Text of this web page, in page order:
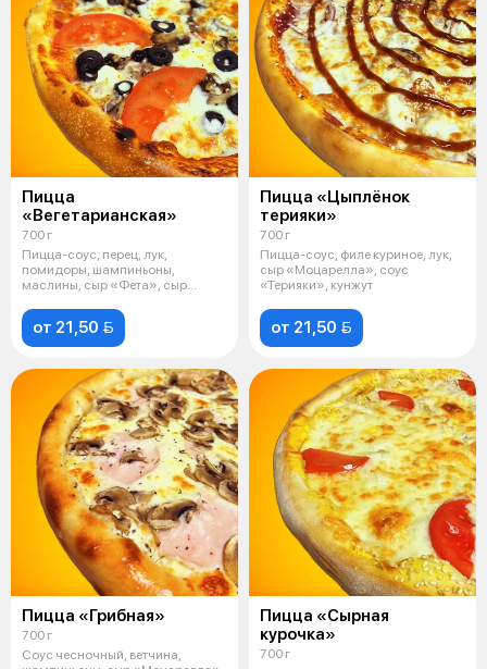
Пицца
«Вегетарианская»
700 г
Пицца-соус, перец, лук,
помидоры, шампиньоны,
маслины, сыр «Фета», сыр
от 21,50 
Пицца «Цыплёнок
терияки»
700 г
Пицца-соус, филе куриное, лук,
сыр «Моцарелла», соус
«Терияки», кунжут
от 21,50 
Пицца «Грибная»
700 г
Соус чесночный, ветчина,
Пицца «Сырная
курочка»
700 г